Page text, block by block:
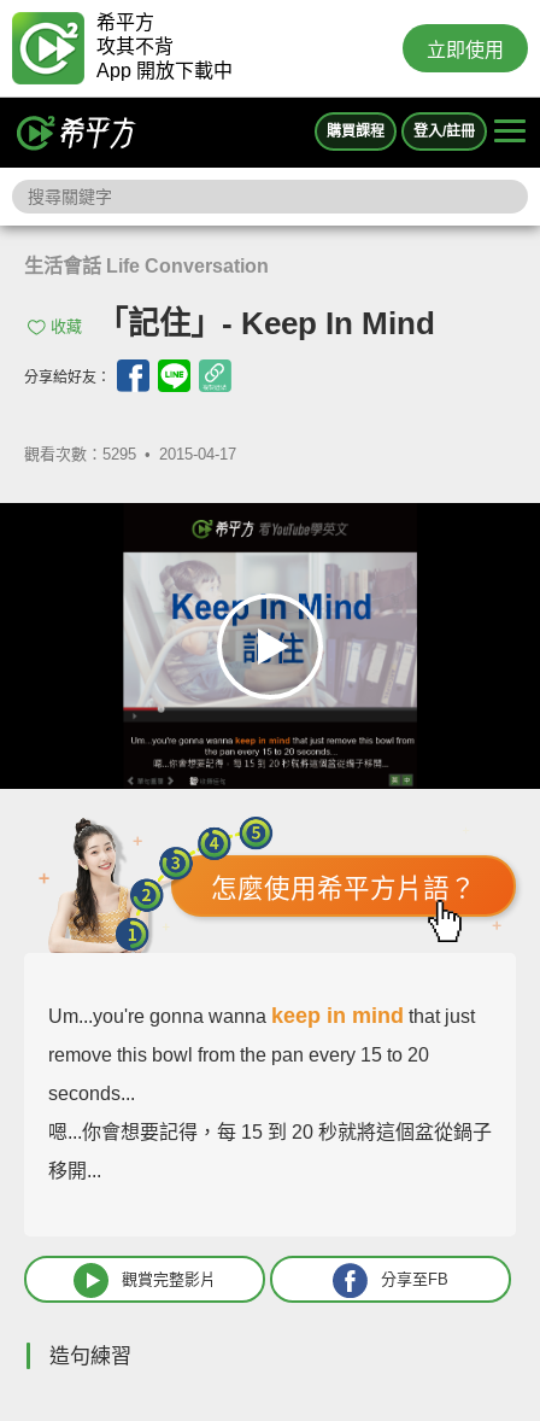
希平方
攻其不背
App 開放下載中
立即使用
購買課程 登入/註冊
生活會話 Life Conversation
收藏 「記住」- Keep In Mind
分享給好友：
觀看次數：5295 • 2015-04-17
怎麼使用希平方片語？
Um...you're gonna wanna keep in mind that just
remove this bowl from the pan every 15 to 20
seconds...
嗯...你會想要記得，每 15 到 20 秒就將這個盆從鍋子
移開...
觀賞完整影片 分享至FB
造句練習